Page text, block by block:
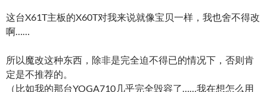
这台X61T主板的X60T对我来说就像宝贝一样，我也舍不得改
啊……
所以魔改这种东西，除非是完全迫不得已的情况下，否则肯
定是不推荐的。
（比如我的那台YOGA710几乎完全毁容了……我在想怎么用